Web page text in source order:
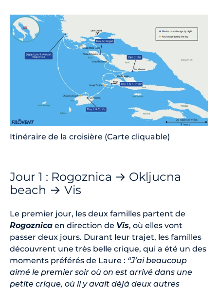
Itinéraire de la croisière (Carte cliquable)
Jour 1 : Rogoznica → Okljucna
beach → Vis
Le premier jour, les deux familles partent de
Rogoznica en direction de Vis, où elles vont
passer deux jours. Durant leur trajet, les familles
découvrent une très belle crique, qui a été un des
moments préférés de Laure : “J’ai beaucoup
aimé le premier soir où on est arrivé dans une
petite crique, où il y avait déjà deux autres